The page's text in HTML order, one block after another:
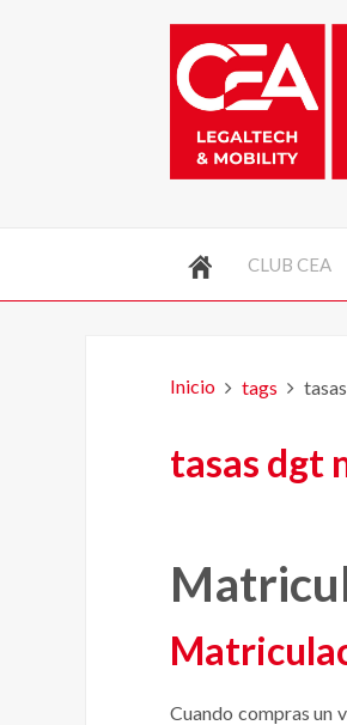
CLUB CEA
Inicio tags
tasas dgt
Cuando compras un